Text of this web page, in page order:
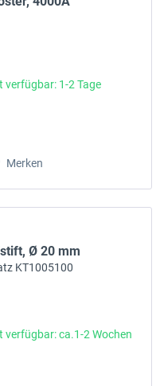
1-2 Tage
Merken
Ø 20 mm
KT1005100
ca.1-2 Wochen